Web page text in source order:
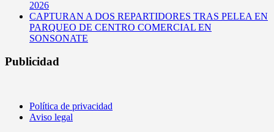
2026
CAPTURAN A DOS REPARTIDORES TRAS PELEA EN
PARQUEO DE CENTRO COMERCIAL EN
SONSONATE
Publicidad
Política de privacidad
Aviso legal